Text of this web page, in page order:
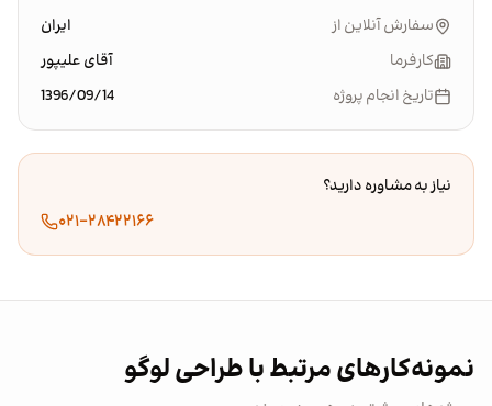
سفارش آنلاین از
ایران
کارفرما
آقای علیپور
تاریخ انجام پروژه
1396/09/14
نیاز به مشاوره دارید؟
۰۲۱-۲۸۴۲۲۱۶۶
نمونه‌کارهای مرتبط با طراحی لوگو